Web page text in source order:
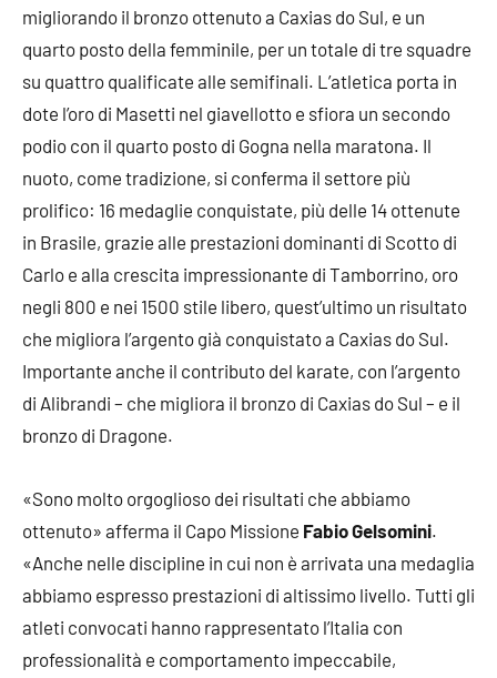
migliorando il bronzo ottenuto a Caxias do Sul, e un
quarto posto della femminile, per un totale di tre squadre
su quattro qualificate alle semifinali. L’atletica porta in
dote l’oro di Masetti nel giavellotto e sfiora un secondo
podio con il quarto posto di Gogna nella maratona. Il
nuoto, come tradizione, si conferma il settore più
prolifico: 16 medaglie conquistate, più delle 14 ottenute
in Brasile, grazie alle prestazioni dominanti di Scotto di
Carlo e alla crescita impressionante di Tamborrino, oro
negli 800 e nei 1500 stile libero, quest’ultimo un risultato
che migliora l’argento già conquistato a Caxias do Sul.
Importante anche il contributo del karate, con l’argento
di Alibrandi – che migliora il bronzo di Caxias do Sul – e il
bronzo di Dragone.
«Sono molto orgoglioso dei risultati che abbiamo
ottenuto» afferma il Capo Missione Fabio Gelsomini.
«Anche nelle discipline in cui non è arrivata una medaglia
abbiamo espresso prestazioni di altissimo livello. Tutti gli
atleti convocati hanno rappresentato l’Italia con
professionalità e comportamento impeccabile,